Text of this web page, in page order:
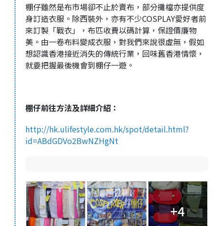
棚仔雖然是布市場卻不止於賣布，部分攤檔亦提供度
身訂造衣服。除西裝外，亦有不少COSPLAY愛好者前
來訂製「戰衣」，布匹收費以碼計算，保證價廉物
美。由一卷布料變成衣服，對我們來說很虛無，假如
想認識香港接近消失的傳統行業，回味舊香港情懷，
就要把握最後機會到棚仔一遊。
棚仔前往方法及詳細介紹：
http://hk.ulifestyle.com.hk/spot/detail.html?
id=ABdGDVo2BwNZHgNt
+4